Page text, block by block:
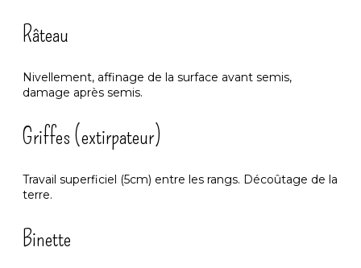
Râteau
Nivellement, affinage de la surface avant semis,
damage après semis.
Griffes (extirpateur)
Travail superficiel (5cm) entre les rangs. Décoûtage de la
terre.
Binette